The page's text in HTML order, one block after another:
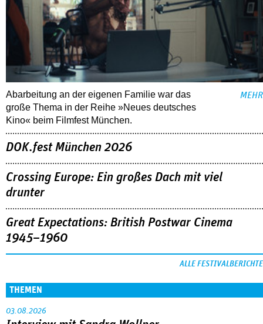
Abarbeitung an der eigenen Familie war das
große Thema in der Reihe »Neues deutsches
Kino« beim Filmfest München.
MEHR
DOK.fest München 2026
Crossing Europe: Ein großes Dach mit viel
drunter
Great Expectations: British Postwar Cinema
1945–1960
ALLE FESTIVALBERICHTE
THEMEN
03.08.2026